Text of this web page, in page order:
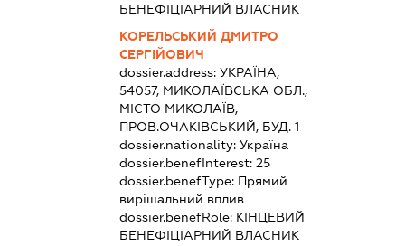
БЕНЕФІЦІАРНИЙ ВЛАСНИК
КОРЕЛЬСЬКИЙ ДМИТРО
СЕРГІЙОВИЧ
dossier.address: УКРАЇНА,
54057, МИКОЛАЇВСЬКА ОБЛ.,
МІСТО МИКОЛАЇВ,
ПРОВ.ОЧАКІВСЬКИЙ, БУД. 1
dossier.nationality: Україна
dossier.benefInterest: 25
dossier.benefType: Прямий
вирішальний вплив
dossier.benefRole: КІНЦЕВИЙ
БЕНЕФІЦІАРНИЙ ВЛАСНИК